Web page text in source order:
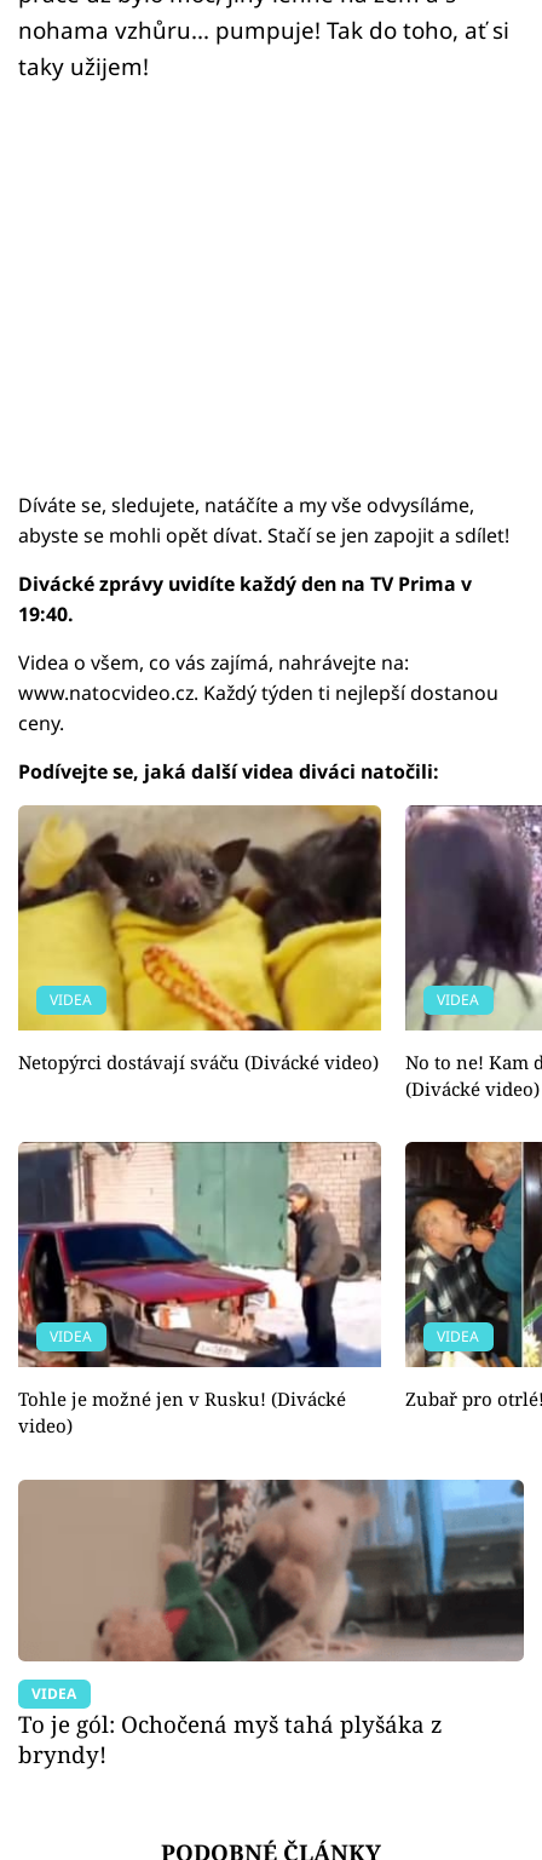
nohama vzhůru... pumpuje! Tak do toho, ať si
taky užijem!
Díváte se, sledujete, natáčíte a my vše odvysíláme,
abyste se mohli opět dívat. Stačí se jen zapojit a sdílet!
Divácké zprávy uvidíte každý den na TV Prima v
19:40.
Videa o všem, co vás zajímá, nahrávejte na:
www.natocvideo.cz. Každý týden ti nejlepší dostanou
ceny.
Podívejte se, jaká další videa diváci natočili:
VIDEA
Netopýrci dostávají sváču (Divácké video)
VIDEA
No to ne! Kam
(Divácké video)
VIDEA
Tohle je možné jen v Rusku! (Divácké
video)
VIDEA
Zubař pro
VIDEA
To je gól: Ochočená myš tahá plyšáka z
bryndy!
PODOBNÉ ČLÁNKY